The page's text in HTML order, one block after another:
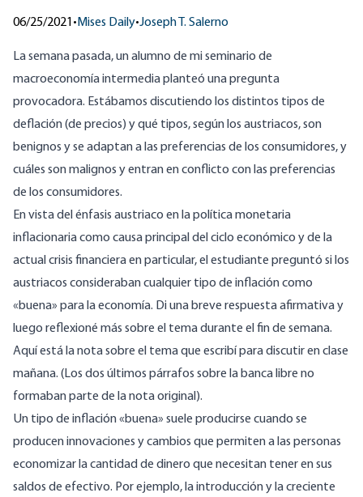
06/25/2021 • Mises Daily•Joseph T. Salerno
La semana pasada, un alumno de mi seminario de
macroeconomía intermedia planteó una pregunta
provocadora. Estábamos discutiendo los distintos tipos de
deflación (de precios) y qué tipos, según los austriacos, son
benignos y se adaptan a las preferencias de los consumidores, y
cuáles son malignos y entran en conflicto con las preferencias
de los consumidores.
En vista del énfasis austriaco en la política monetaria
inflacionaria como causa principal del ciclo económico y de la
actual crisis financiera en particular, el estudiante preguntó si los
austriacos consideraban cualquier tipo de inflación como
«buena» para la economía. Di una breve respuesta afirmativa y
luego reflexioné más sobre el tema durante el fin de semana.
Aquí está la nota sobre el tema que escribí para discutir en clase
mañana. (Los dos últimos párrafos sobre la banca libre no
formaban parte de la nota original).
Un tipo de inflación «buena» suele producirse cuando se
producen innovaciones y cambios que permiten a las personas
economizar la cantidad de dinero que necesitan tener en sus
saldos de efectivo. Por ejemplo, la introducción y la creciente